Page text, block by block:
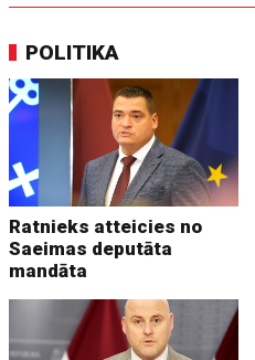
POLITIKA
Ratnieks atteicies no
Saeimas deputāta
mandāta